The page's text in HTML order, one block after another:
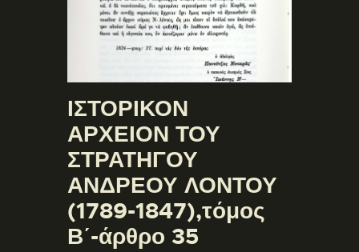
ΙΣΤΟΡΙΚΟΝ
ΑΡΧΕΙΟΝ ΤΟΥ
ΣΤΡΑΤΗΓΟΥ
ΑΝΔΡΕΟΥ ΛΟΝΤΟΥ
(1789-1847),τόμος
Β΄-άρθρο 35